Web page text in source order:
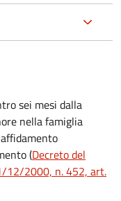
sei mesi dalla
nella famiglia
(Decreto del
12/2000, n. 452, art.